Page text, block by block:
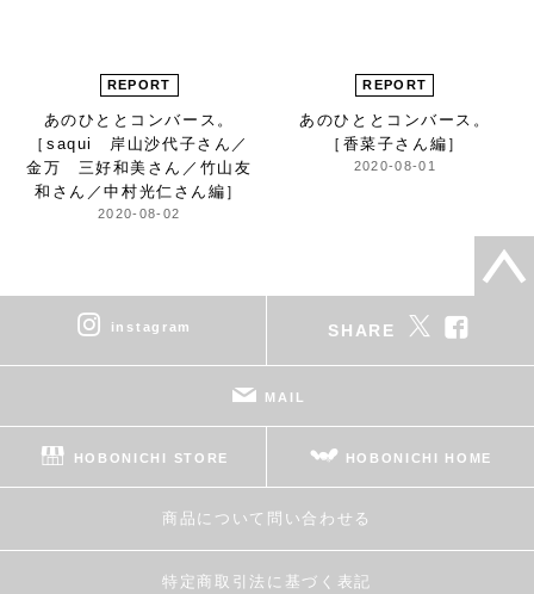
REPORT
あのひとと コンバース。
［saqui 岸山沙代子さん／
金万 三好和美さん／ 竹山友
和さん／中村光仁さん編］
2020-08-02
REPORT
あのひとと コンバース。
［香菜子さん編］
2020-08-01
instagram SHARE
MAIL
HOBONICHI STORE HOBONICHI HOME
商品について問い合わせる
特定商取引法に基づく表記